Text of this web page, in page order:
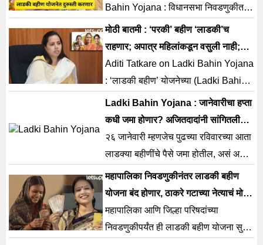
Bahin Yojana : विधानसभा निवडणुकीत
गेमचेंजर ठरलेली ‘मुख्यमंत्री माझी लाडकी
बहीण योजना’ (Ladki Bahin Yojana) ही
नेहमीच चर्चेत असते. लाडकी बहीण योजना बंद
होणार असल्याचा आरोप विरोधकांकडून केला
जातोय. यासंदर्भात आता राज्याचे उपमुख्यमंत्री
अजित पवार (Ajit Pawar) यांनी एक
महत्वाची घोषणा केली आहे. यावेळी त्यांनी
विरोधकांच्या आरोपांनाही उत्तर दिलंय. अजित
[…]
मोठी बातमी : ‘परकी’ बहीण ‘लाडकी’च
राहणार; अपात्र महिलांकडून वसुली नाही;
आदिती तटकरेंची घोषणा
Aditi Tatkare on Ladki Bahin Yojana
: ‘लाडकी बहीण’ योजनेच्या (Ladki Bahin
Yojana) पात्रता निकषात न बसणाऱ्या
महिलांना वगळण्यासाठीची पडताळणी मोहीम
सरकार राबवणार आहे. अर्जाच्या
पडताळणीमध्ये जर महिला अपात्र ठरली तर
पैसे परत घेतले जाणार अशी चर्चा सुरू झाली.
यावरून विरोधकांकडून सरकारवर
(Mahayuto) जोरदार टीका होतेय. यावर
आता महिला व बालकल्याण मंत्री आदिती
तटकरे (Aditi […]
Ladki Bahin Yojana : जानेवारीचा हप्ता
कधी जमा होणार? अजितदादांनी सांगितली
तारीख, म्हणाले, ‘येत्या…’
२६ जानेवारी म्हणजेच पुढच्या रविवारच्या आता
लाडक्या बहीणींचे पैसे जमा होतील, असं अजित
पवार म्हणाले.
महापालिका निवडणुकीनंतर लाडकी बहीण
योजना बंद होणार, ठाकरे गटाच्या नेत्याचं मोठं
विधान
महापालिका आणि जिल्हा परिषदांच्या
निवडणुकीपर्यंत ही लाडकी बहीण योजना सुरू